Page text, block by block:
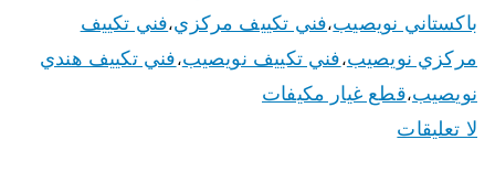
باكستاني نويصيب،فني تكييف مركزي،فني تكييف
مركزي نويصيب،فني تكييف نويصيب،فني تكييف هندي
نويصيب،قطع غيار مكيفات
لا تعليقات